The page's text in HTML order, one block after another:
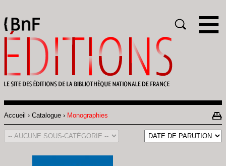
Fil
d'Ariane
Accueil Catalogue Monographies